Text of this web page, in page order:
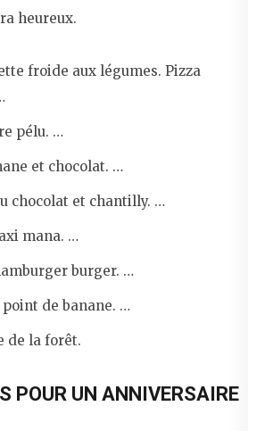
heureux.
froide aux légumes. Pizza
pélu. …
et chocolat. …
chocolat et chantilly. …
mana. …
burger. …
de banane. …
de la forêt.
POUR UN ANNIVERSAIRE